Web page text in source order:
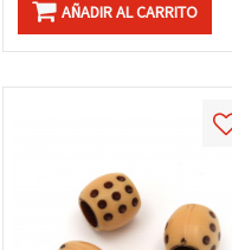
AÑADIR AL CARRITO